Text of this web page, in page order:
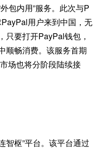
包内用”服务。此次与P
用户来到中国，无
只要打开PayPal钱包，
顺畅消费。该服务首期
场也将分阶段陆续接
智枢”平台。该平台通过